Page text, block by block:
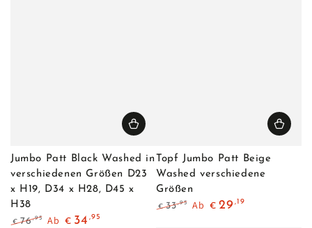
Jumbo Patt Black Washed in
verschiedenen Größen D23
x H19, D34 x H28, D45 x
H38
€ 76,95 Ab € 34 ,95
Topf Jumbo Patt Beige
Washed verschiedene
Größen
€ 33,95 Ab € 29 ,19